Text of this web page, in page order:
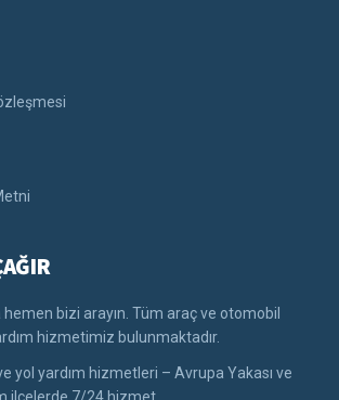
hemen bizi arayın. Tüm araç ve otomobil
hizmetimiz bulunmaktadır.
yol yardım hizmetleri – Avrupa Yakası ve